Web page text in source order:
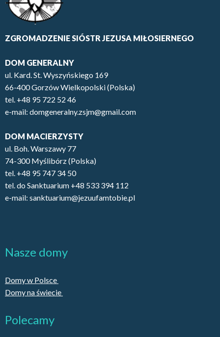
ZGROMADZENIE SIÓSTR JEZUSA MIŁOSIERNEGO
DOM GENERALNY
ul. Kard. St. Wyszyńskiego 169
66-400 Gorzów Wielkopolski (Polska)
tel. +48 95 722 52 46
e-mail: domgeneralny.zsjm@gmail.com
DOM MACIERZYSTY
ul. Boh. Warszawy 77
74-300 Myślibórz (Polska)
tel. +48 95 747 34 50
tel. do Sanktuarium +48 533 394 112
e-mail: sanktuarium@jezuufamtobie.pl
Nasze domy
Domy w Polsce
Domy na świecie
Polecamy